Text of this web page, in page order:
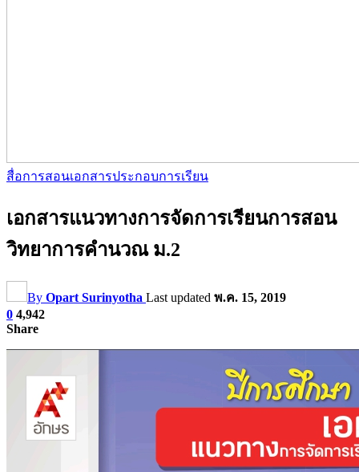
สื่อการสอนเอกสารประกอบการเรียน
เอกสารแนวทางการจัดการเรียนการสอน
วิทยาการคำนวณ ม.2
By Opart Surinyotha Last updated พ.ค. 15, 2019
0 4,942
Share